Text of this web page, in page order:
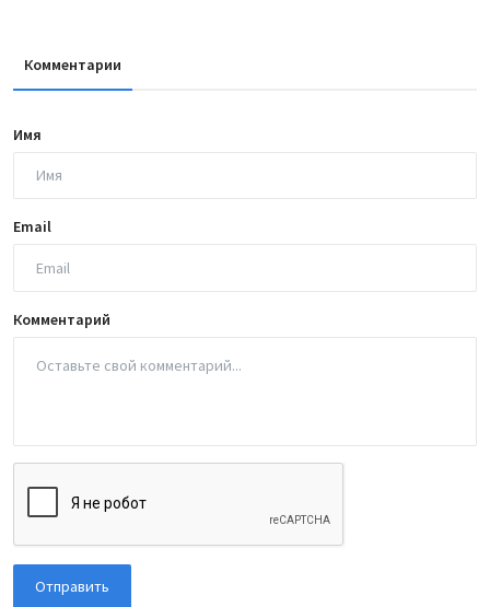
Комментарии
Имя
Email
Комментарий
Отправить